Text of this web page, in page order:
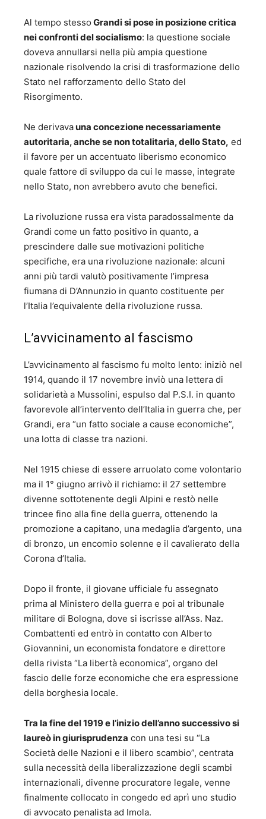
Al tempo stesso Grandi si pose in posizione critica
nei confronti del socialismo: la questione sociale
doveva annullarsi nella più ampia questione
nazionale risolvendo la crisi di trasformazione dello
Stato nel rafforzamento dello Stato del
Risorgimento.
Ne derivavauna concezione necessariamente
autoritaria, anche se non totalitaria, dello Stato, ed
il favore per un accentuato liberismo economico
quale fattore di sviluppo da cui le masse, integrate
nello Stato, non avrebbero avuto che benefici.
La rivoluzione russa era vista paradossalmente da
Grandi come un fatto positivo in quanto, a
prescindere dalle sue motivazioni politiche
specifiche, era una rivoluzione nazionale: alcuni
anni più tardi valutò positivamente l’impresa
fiumana di D’Annunzio in quanto costituente per
l’Italia l’equivalente della rivoluzione russa.
L’avvicinamento al fascismo
L’avvicinamento al fascismo fu molto lento: iniziò nel
1914, quando il 17 novembre inviò una lettera di
solidarietà a Mussolini, espulso dal P.S.I. in quanto
favorevole all’intervento dell’Italia in guerra che, per
Grandi, era “un fatto sociale a cause economiche”,
una lotta di classe tra nazioni.
Nel 1915 chiese di essere arruolato come volontario
ma il 1° giugno arrivò il richiamo: il 27 settembre
divenne sottotenente degli Alpini e restò nelle
trincee fino alla fine della guerra, ottenendo la
promozione a capitano, una medaglia d’argento, una
di bronzo, un encomio solenne e il cavalierato della
Corona d’Italia.
Dopo il fronte, il giovane ufficiale fu assegnato
prima al Ministero della guerra e poi al tribunale
militare di Bologna, dove si iscrisse all’Ass. Naz.
Combattenti ed entrò in contatto con Alberto
Giovannini, un economista fondatore e direttore
della rivista “La libertà economica”, organo del
fascio delle forze economiche che era espressione
della borghesia locale.
Tra la fine del 1919 e l’inizio dell’anno successivo si
laureò in giurisprudenza con una tesi su “La
Società delle Nazioni e il libero scambio”, centrata
sulla necessità della liberalizzazione degli scambi
internazionali, divenne procuratore legale, venne
finalmente collocato in congedo ed aprì uno studio
di avvocato penalista ad Imola.